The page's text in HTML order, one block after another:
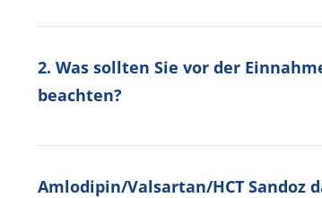
2. Was sollten Sie vor der
beachten?
Amlodipin/Val­sartan/HCT Sandoz